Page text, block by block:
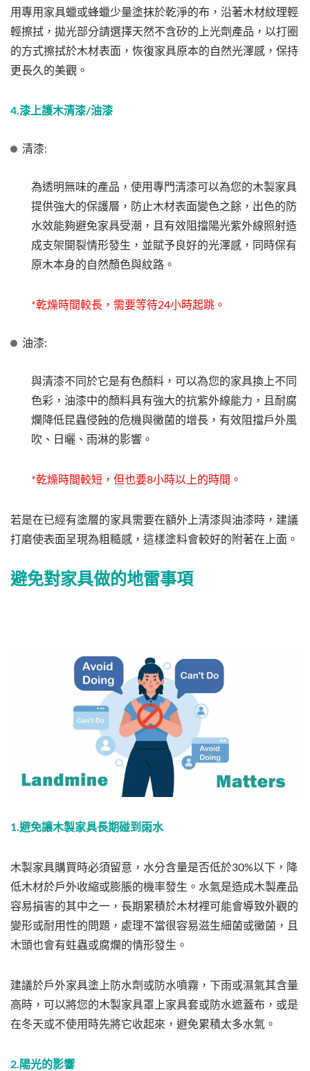
用專用家具蠟或蜂蠟少量塗抹於乾淨的布，沿著木材紋理輕
輕擦拭，拋光部分請選擇天然不含矽的上光劑產品，以打圈
的方式擦拭於木材表面，恢復家具原本的自然光澤感，保持
更長久的美觀。
4.漆上護木清漆/油漆
清漆:
為透明無味的產品，使用專門清漆可以為您的木製家具
提供強大的保護層，防止木材表面變色之餘，出色的防
水效能夠避免家具受潮，且有效阻擋陽光紫外線照射造
成支架開裂情形發生，並賦予良好的光澤感，同時保有
原木本身的自然顏色與紋路。
*乾燥時間較長，需要等待24小時起跳。
油漆:
與清漆不同於它是有色顏料，可以為您的家具換上不同
色彩，油漆中的顏料具有強大的抗紫外線能力，且耐腐
爛降低昆蟲侵蝕的危機與黴菌的增長，有效阻擋戶外風
吹、日曬、雨淋的影響。
*乾燥時間較短，但也要8小時以上的時間。
若是在已經有塗層的家具需要在額外上清漆與油漆時，建議
打磨使表面呈現為粗糙感，這樣塗料會較好的附著在上面。
避免對家具做的地雷事項
1.避免讓木製家具長期碰到雨水
木製家具購買時必須留意，水分含量是否低於30%以下，降
低木材於戶外收縮或膨脹的機率發生。水氣是造成木製產品
容易損害的其中之一，長期累積於木材裡可能會導致外觀的
變形或耐用性的問題，處理不當很容易滋生細菌或黴菌，且
木頭也會有蛀蟲或腐爛的情形發生。
建議於戶外家具塗上防水劑或防水噴霧，下雨或濕氣其含量
高時，可以將您的木製家具罩上家具套或防水遮蓋布，或是
在冬天或不使用時先將它收起來，避免累積太多水氣。
2.陽光的影響